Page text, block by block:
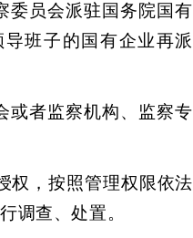
委员会派驻国务院国有
班子的国有企业再派
或者监察机构、监察专
权，按照管理权限依法
调查、处置。